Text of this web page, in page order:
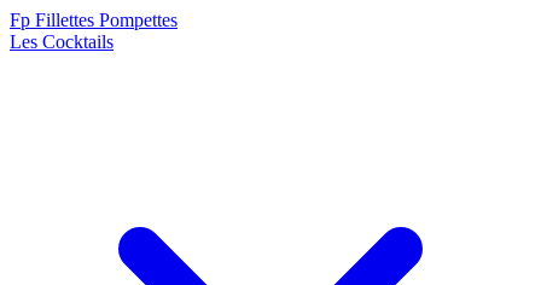
Fp Fillettes Pompettes
Les Cocktails